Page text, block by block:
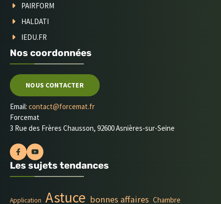
PAIRFORM
HALDATI
IEDU.FR
Nos coordonnées
NOUS CONTACTER
Email: contact@forcemat.fr
Forcemat
3 Rue des Frères Chausson, 92600 Asnières-sur-Seine
Les sujets tendances
Application Astuce bonnes affaires Chambre